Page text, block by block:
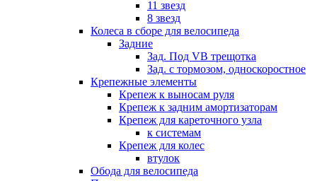
11 звезд
8 звезд
Колеса в сборе для велосипеда
Задние
Зад. Под VB трещотка
Зад. с тормозом, односкоростное
Крепежные элементы
Крепеж к выносам руля
Крепеж к задним амортизаторам
Крепеж для кареточного узла
к системам
Крепеж для колес
втулок
Обода для велосипеда